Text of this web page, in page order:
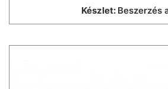
Készlet: Beszerzés